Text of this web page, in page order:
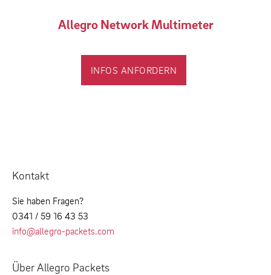
Allegro Network Multimeter
INFOS ANFORDERN
Kontakt
Sie haben Fragen?
0341 / 59 16 43 53
info@allegro-packets.com
Über Allegro Packets